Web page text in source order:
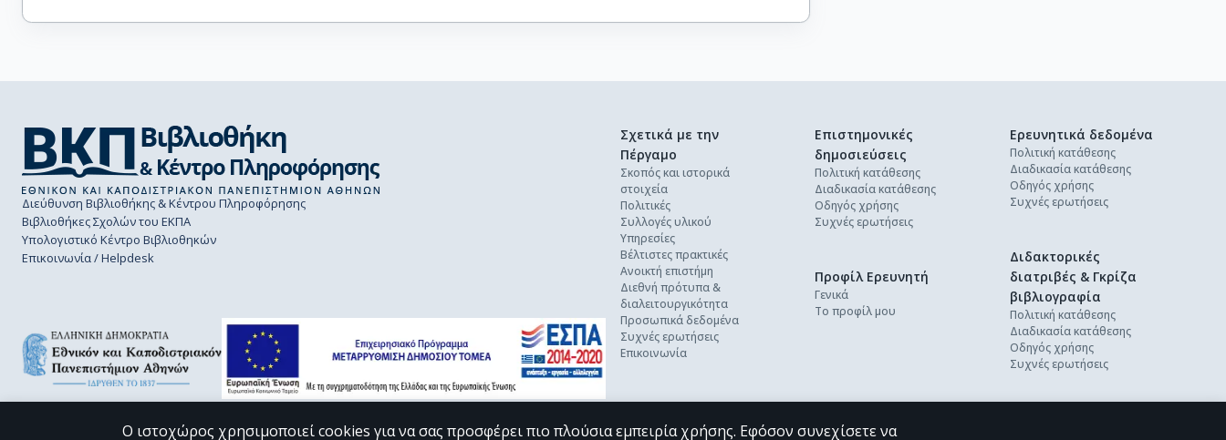
Διεύθυνση Βιβλιοθήκης & Κέντρου Πληροφόρησης
Βιβλιοθήκες Σχολών του ΕΚΠΑ
Υπολογιστικό Κέντρο Βιβλιοθηκών
Επικοινωνία / Helpdesk
Σχετικά με την
Πέργαμο
Σκοπός και ιστορικά
στοιχεία
Πολιτικές
Συλλογές υλικού
Υπηρεσίες
Βέλτιστες πρακτικές
Ανοικτή επιστήμη
Διεθνή πρότυπα &
διαλειτουργικότητα
Προσωπικά δεδομένα
Συχνές ερωτήσεις
Επικοινωνία
Επιστημονικές
δημοσιεύσεις
Πολιτική κατάθεσης
Διαδικασία κατάθεσης
Οδηγός χρήσης
Συχνές ερωτήσεις
Ερευνητικά δεδομένα
Πολιτική κατάθεσης
Διαδικασία κατάθεσης
Οδηγός χρήσης
Συχνές ερωτήσεις
Διδακτορικές
διατριβές & Γκρίζα
βιβλιογραφία
Πολιτική κατάθεσης
Διαδικασία κατάθεσης
Οδηγός χρήσης
Συχνές ερωτήσεις
Προφίλ Ερευνητή
Γενικά
Το προφίλ μου
Ο ιστοχώρος χρησιμοποιεί cookies για να σας προσφέρει πιο πλούσια εμπειρία χρήσης. Εφόσον συνεχίσετε να